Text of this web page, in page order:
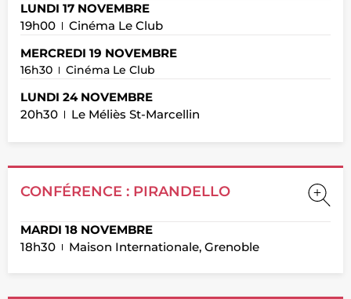
LUNDI 17 NOVEMBRE
19h00
Cinéma Le Club
MERCREDI 19 NOVEMBRE
16h30 Cinéma Le Club
LUNDI 24 NOVEMBRE
20h30
Le Méliès St-Marcellin
MARDI 18 NOVEMBRE
18h30
Maison Internationale, Grenoble
CONFÉRENCE : PIRANDELLO